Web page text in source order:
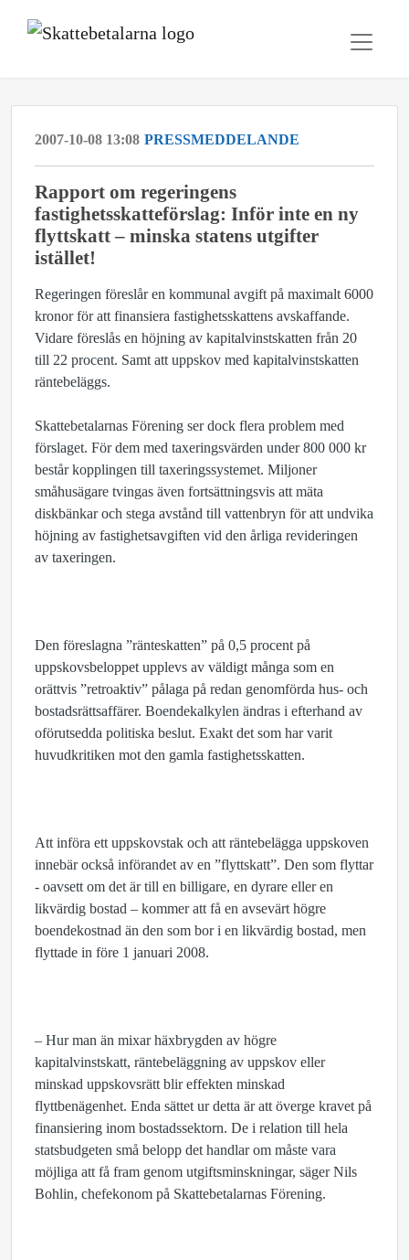
2007-10-08 13:08 PRESSMEDDELANDE
Rapport om regeringens
fastighetsskatteförslag: Inför inte en ny
flyttskatt – minska statens utgifter
istället!
Regeringen föreslår en kommunal avgift på maximalt 6000
kronor för att finansiera fastighetsskattens avskaffande.
Vidare föreslås en höjning av kapitalvinstskatten från 20
till 22 procent. Samt att uppskov med kapitalvinstskatten
räntebeläggs.
Skattebetalarnas Förening ser dock flera problem med
förslaget. För dem med taxeringsvärden under 800 000 kr
består kopplingen till taxeringssystemet. Miljoner
småhusägare tvingas även fortsättningsvis att mäta
diskbänkar och stega avstånd till vattenbryn för att undvika
höjning av fastighetsavgiften vid den årliga revideringen
av taxeringen.
Den föreslagna ”ränteskatten” på 0,5 procent på
uppskovsbeloppet upplevs av väldigt många som en
orättvis ”retroaktiv” pålaga på redan genomförda hus- och
bostadsrättsaffärer. Boendekalkylen ändras i efterhand av
oförutsedda politiska beslut. Exakt det som har varit
huvudkritiken mot den gamla fastighetsskatten.
Att införa ett uppskovstak och att räntebelägga uppskoven
innebär också införandet av en ”flyttskatt”. Den som flyttar
- oavsett om det är till en billigare, en dyrare eller en
likvärdig bostad – kommer att få en avsevärt högre
boendekostnad än den som bor i en likvärdig bostad, men
flyttade in före 1 januari 2008.
– Hur man än mixar häxbrygden av högre
kapitalvinstskatt, räntebeläggning av uppskov eller
minskad uppskovsrätt blir effekten minskad
flyttbenägenhet. Enda sättet ur detta är att överge kravet på
finansiering inom bostadssektorn. De i relation till hela
statsbudgeten små belopp det handlar om måste vara
möjliga att få fram genom utgiftsminskningar, säger Nils
Bohlin, chefekonom på Skattebetalarnas Förening.